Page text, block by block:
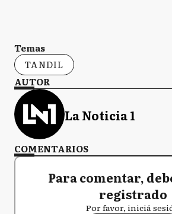
Temas
TANDIL
AUTOR
La Noticia 1
COMENTARIOS
Para comentar,
registrado
Por favor, iniciá